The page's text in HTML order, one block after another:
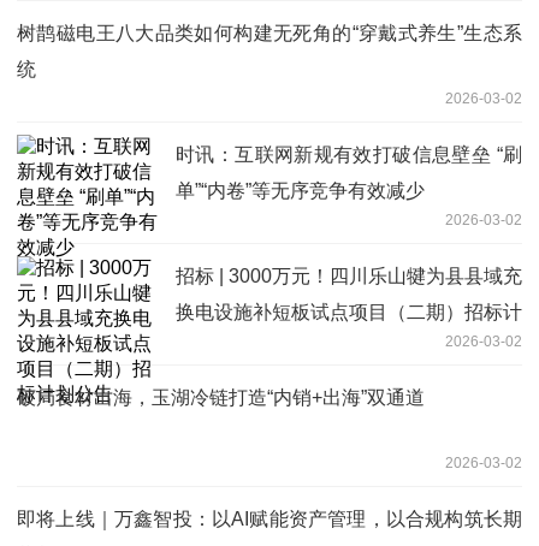
树鹊磁电王八大品类如何构建无死角的“穿戴式养生”生态系
统
2026-03-02
时讯：互联网新规有效打破信息壁垒 “刷
单”“内卷”等无序竞争有效减少
2026-03-02
招标 | 3000万元！四川乐山犍为县县域充
换电设施补短板试点项目（二期）招标计
2026-03-02
破局食材出海，玉湖冷链打造“内销+出海”双通道
2026-03-02
即将上线｜万鑫智投：以AI赋能资产管理，以合规构筑长期